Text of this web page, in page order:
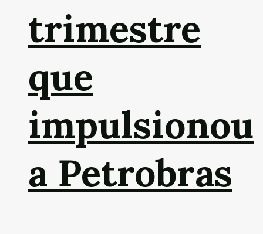
trimestre
que
impulsionou
a Petrobras